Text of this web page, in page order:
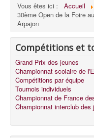
Vous êtes ici : Accueil
30ème Open de la Foire
Arpajon
Compétitions et
Grand Prix des jeunes
Championnat scolaire de
Compétitions par équipe
Tournois individuels
Championnat de France
Championnat interclub des